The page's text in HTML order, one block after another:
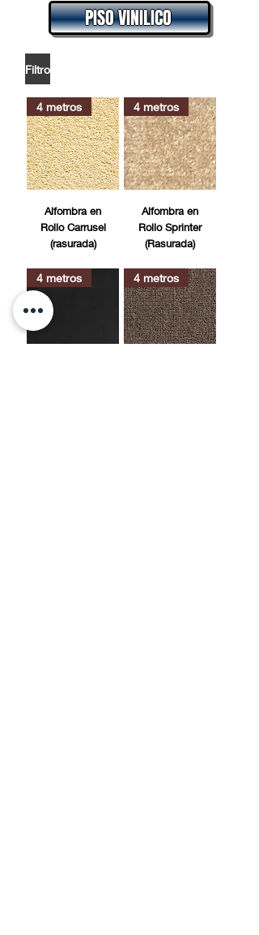
PISO VINILICO
Filtro
4 metros
Alfombra en
Rollo Carrusel
(rasurada)
4 metros
Alfombra en
Rollo Sprinter
(Rasurada)
4 metros 4 metros